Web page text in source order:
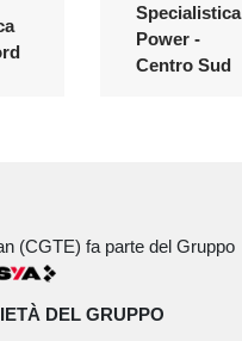
Specialistica
Power -
Centro Sud
(CGTE) fa parte del Gruppo
DEL GRUPPO